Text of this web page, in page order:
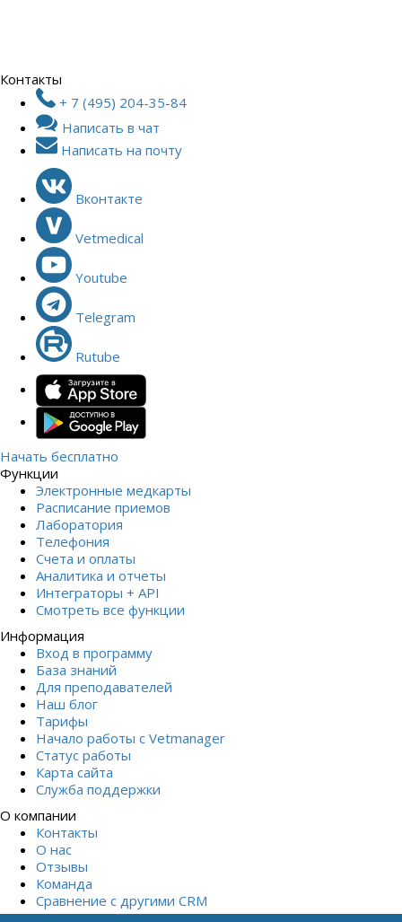
Контакты
+ 7 (495) 204-35-84
Написать в чат
Написать на почту
Вконтакте
Vetmedical
Youtube
Telegram
Rutube
Начать бесплатно
Функции
Электронные медкарты
Расписание приемов
Лаборатория
Телефония
Счета и оплаты
Аналитика и отчеты
Интеграторы + API
Смотреть все функции
Информация
Вход в программу
База знаний
Для преподавателей
Наш блог
Тарифы
Начало работы с Vetmanager
Статус работы
Карта сайта
Служба поддержки
О компании
Контакты
О нас
Отзывы
Команда
Сравнение с другими СRM